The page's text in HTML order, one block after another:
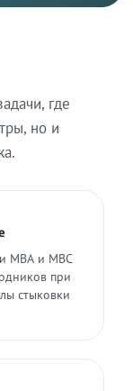
где
но и
МВА и МВС
при
стыковки